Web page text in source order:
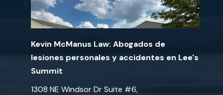
Kevin McManus Law: Abogados de
lesiones personales y accidentes en Lee's
Summit
1308 NE Windsor Dr Suite #6,